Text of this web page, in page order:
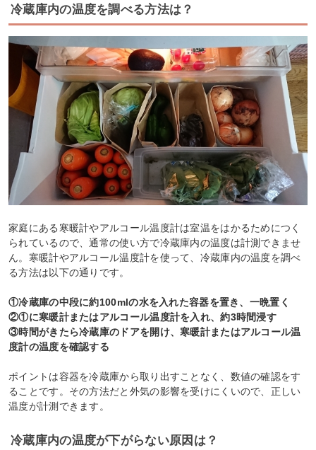
冷蔵庫内の温度を調べる方法は？
家庭にある寒暖計やアルコール温度計は室温をはかるためにつく
られているので、通常の使い方で冷蔵庫内の温度は計測できませ
ん。寒暖計やアルコール温度計を使って、冷蔵庫内の温度を調べ
る方法は以下の通りです。
①冷蔵庫の中段に約100mlの水を入れた容器を置き、一晩置く
②①に寒暖計またはアルコール温度計を入れ、約3時間浸す
③時間がきたら冷蔵庫のドアを開け、寒暖計またはアルコール温
度計の温度を確認する
ポイントは容器を冷蔵庫から取り出すことなく、数値の確認をす
ることです。その方法だと外気の影響を受けにくいので、正しい
温度が計測できます。
冷蔵庫内の温度が下がらない原因は？